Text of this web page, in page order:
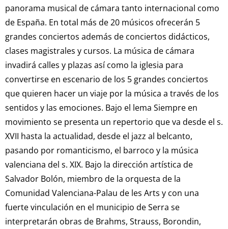
panorama musical de cámara tanto internacional como
de España. En total más de 20 músicos ofrecerán 5
grandes conciertos además de conciertos didácticos,
clases magistrales y cursos. La música de cámara
invadirá calles y plazas así como la iglesia para
convertirse en escenario de los 5 grandes conciertos
que quieren hacer un viaje por la música a través de los
sentidos y las emociones. Bajo el lema Siempre en
movimiento se presenta un repertorio que va desde el s.
XVII hasta la actualidad, desde el jazz al belcanto,
pasando por romanticismo, el barroco y la música
valenciana del s. XIX. Bajo la dirección artística de
Salvador Bolón, miembro de la orquesta de la
Comunidad Valenciana-Palau de les Arts y con una
fuerte vinculación en el municipio de Serra se
interpretarán obras de Brahms, Strauss, Borondin,